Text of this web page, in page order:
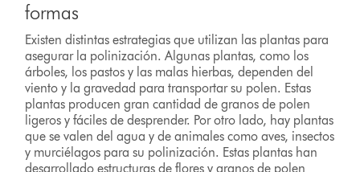
formas
Existen distintas estrategias que utilizan las plantas para
asegurar la polinización. Algunas plantas, como los
árboles, los pastos y las malas hierbas, dependen del
viento y la gravedad para transportar su polen. Estas
plantas producen gran cantidad de granos de polen
ligeros y fáciles de desprender. Por otro lado, hay plantas
que se valen del agua y de animales como aves, insectos
y murciélagos para su polinización. Estas plantas han
desarrollado estructuras de flores y granos de polen